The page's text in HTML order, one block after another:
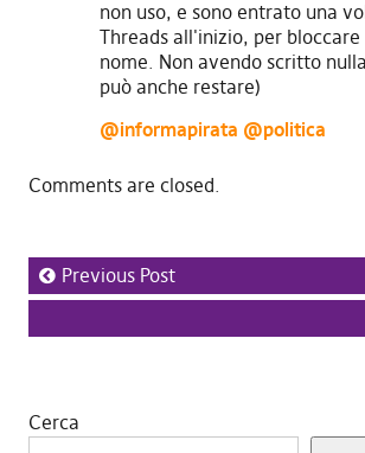
non uso, e sono entrato una
Threads all'inizio, per
nome. Non avendo scritto
può anche restare)
@informapirata @politica
Comments are closed.
Previous Post
Cerca